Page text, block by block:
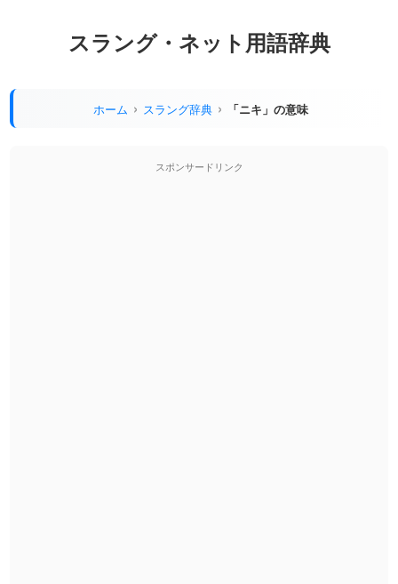
スラング・ネット用語辞典
ホーム スラング辞典 「ニキ」の意味
スポンサードリンク